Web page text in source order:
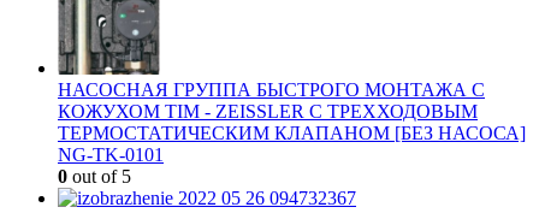
НАСОСНАЯ ГРУППА БЫСТРОГО МОНТАЖА С
КОЖУХОМ TIM - ZEISSLER С ТРЕХХОДОВЫМ
ТЕРМОСТАТИЧЕСКИМ КЛАПАНОМ [БЕЗ НАСОСА]
NG-TK-0101
0 out of 5